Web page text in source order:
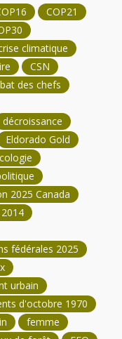
COP21
climatique
CSN
des chefs
décroissance
Eldorado Gold
2025 Canada
fédérales 2025
urbain
d'octobre 1970
femme